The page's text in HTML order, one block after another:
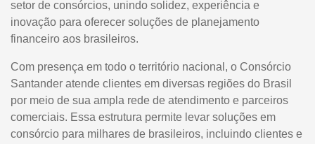
setor de consórcios, unindo solidez, experiência e
inovação para oferecer soluções de planejamento
financeiro aos brasileiros.
Com presença em todo o território nacional, o Consórcio
Santander atende clientes em diversas regiões do Brasil
por meio de sua ampla rede de atendimento e parceiros
comerciais. Essa estrutura permite levar soluções em
consórcio para milhares de brasileiros, incluindo clientes e